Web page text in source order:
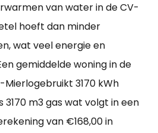
van water in de CV-
hoeft dan minder
wat veel energie en
gemiddelde woning in de
3170 kWh
m3 gas wat volgt in een
van €168,00 in